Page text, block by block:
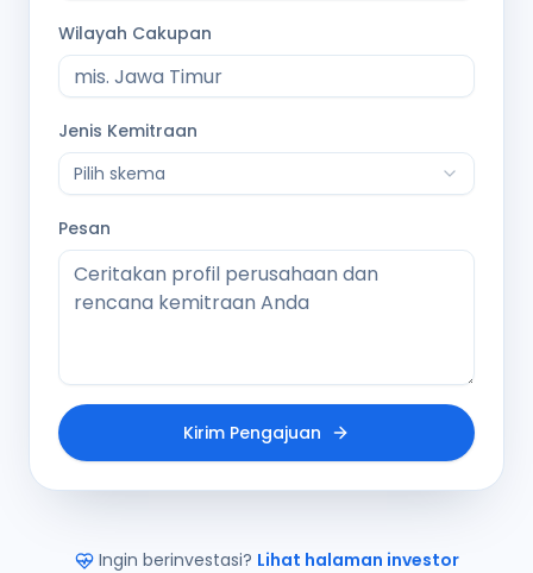
Wilayah Cakupan
Jenis Kemitraan
Pilih skema
Pesan
Kirim Pengajuan
Ingin berinvestasi? Lihat halaman investor